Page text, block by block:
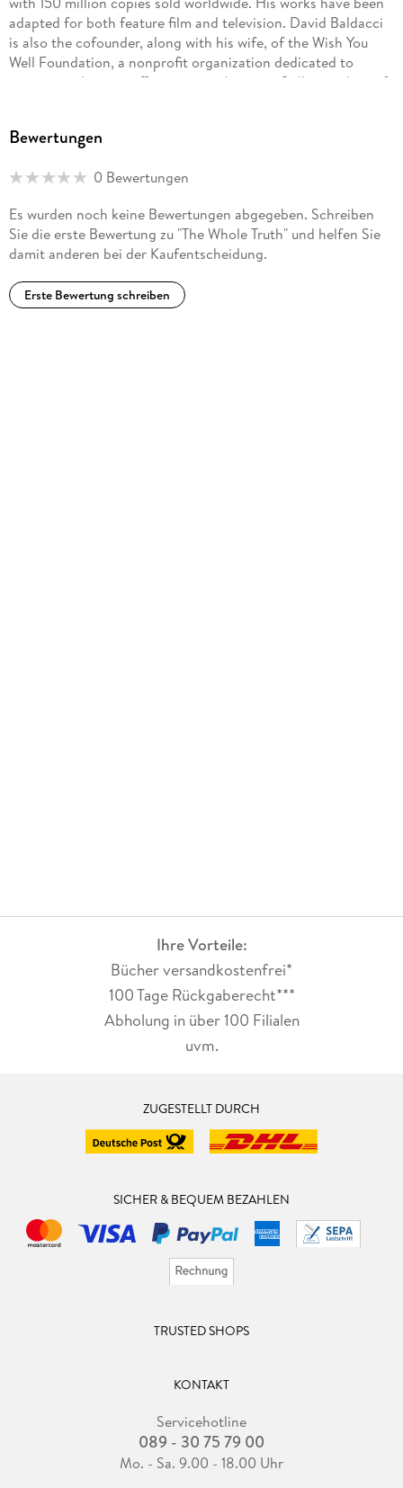
adapted for both feature film and television. David Baldacci
is also the cofounder, along with his wife, of the Wish You
Well Foundation, a nonprofit organization dedicated to
supporting literacy efforts across America. Still a resident of
WishYouWellFoundation.org.
Bewertungen
0 Bewertungen
Es wurden noch keine Bewertungen abgegeben. Schreiben
Sie die erste Bewertung zu "The Whole Truth" und helfen Sie
damit anderen bei der Kaufentscheidung.
Erste Bewertung schreiben
Ihre Vorteile:
Bücher versandkostenfrei*
100 Tage Rückgaberecht***
Abholung in über 100 Filialen
uvm.
ZUGESTELLT DURCH
SICHER & BEQUEM BEZAHLEN
TRUSTED SHOPS
KONTAKT
Servicehotline
089 - 30 75 79 00
Mo. - Sa. 9.00 - 18.00 Uhr